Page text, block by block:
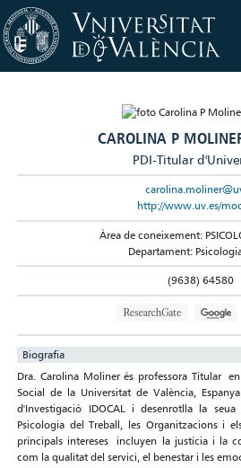
CAROLINA P
PDI-Titular
http://www.uv.es/
Àrea de coneixement:
Departament:
(9638) 64580
Biografia
Dra. Carolina Moliner és professora Titular
Social de la Universitat de València,
d'Investigació IDOCAL i desenrotlla la
Psicologia del Treball, les Organitzacions i
principals intereses incluyen la justícia i la
com la qualitat del servici, el benestar i les